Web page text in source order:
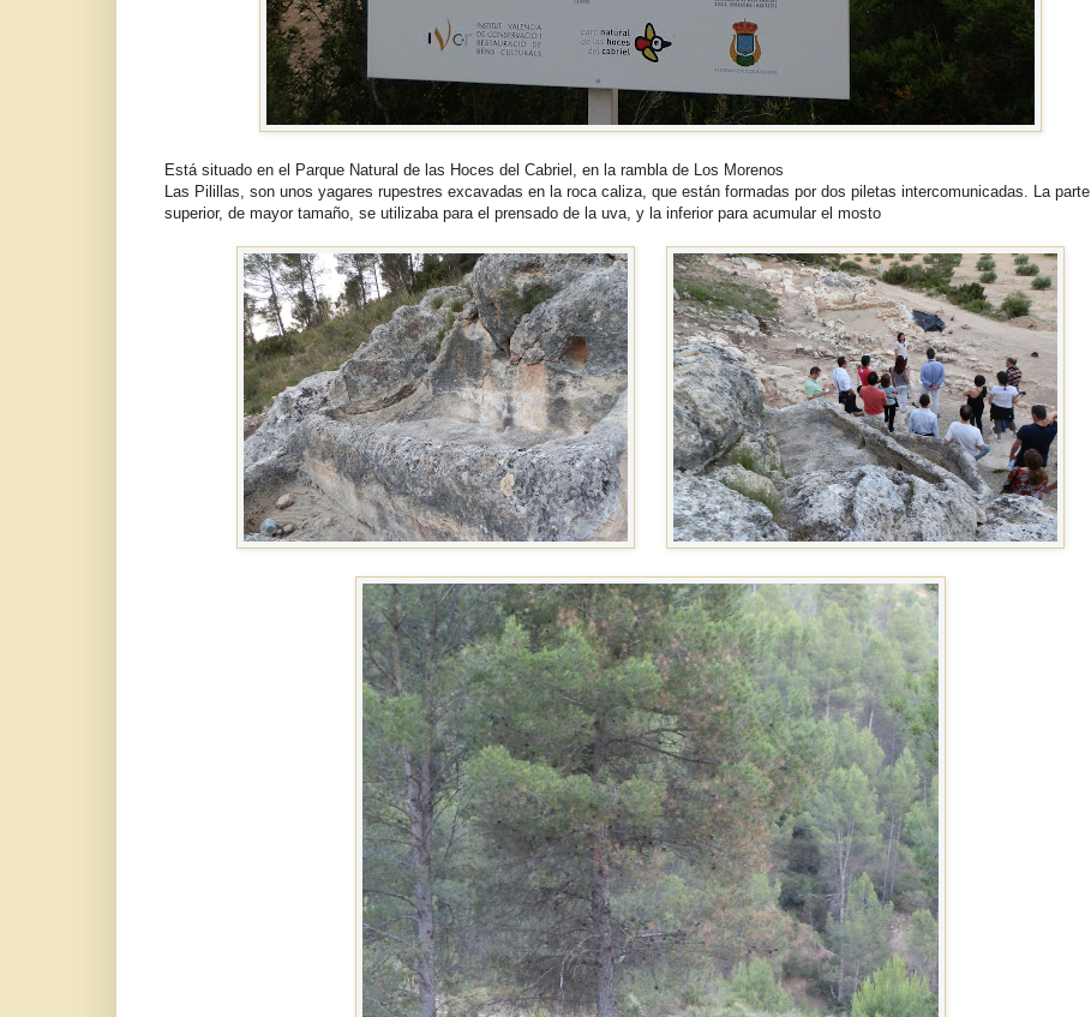
Está situado en el Parque Natural de las Hoces del Cabriel, en la rambla de Los Morenos
Las Pilillas, son unos yagares rupestres excavadas en la roca caliza, que están formadas por dos piletas intercomunicadas. La parte
superior, de mayor tamaño, se utilizaba para el prensado de la uva, y la inferior para acumular el mosto